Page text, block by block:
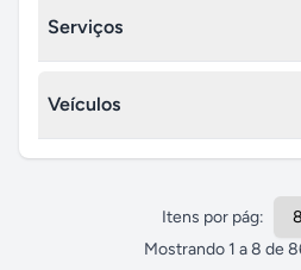
Outros - Imóveis
Procurar Amor
Massagens
Serviços
Serviços turismo
Reparo - Conserto - Reforma
Bem-Estar - Saúde - Beleza
Veículos
Acessórios e serviços
Itens por pág:
Mostrando 1 a8 de